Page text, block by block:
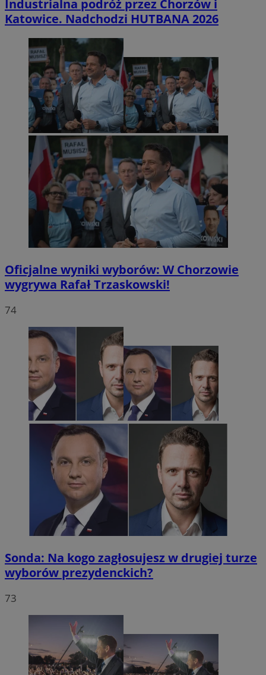
Industrialna podróż przez Chorzów i
Katowice. Nadchodzi HUTBANA 2026
Oficjalne wyniki wyborów: W Chorzowie
wygrywa Rafał Trzaskowski!
74
Sonda: Na kogo zagłosujesz w drugiej turze
wyborów prezydenckich?
73